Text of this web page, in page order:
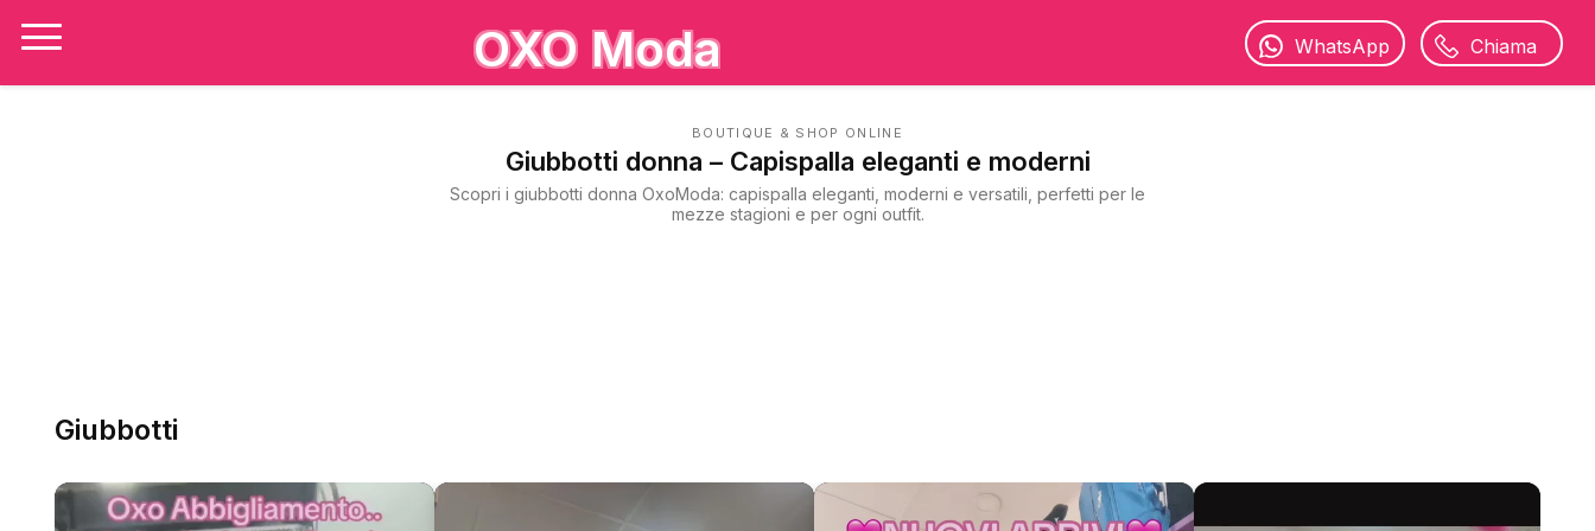
OXO Moda WhatsApp Chiama
BOUTIQUE & SHOP ONLINE
Giubbotti donna – Capispalla eleganti e moderni
Scopri i giubbotti donna OxoModa: capispalla eleganti, moderni e versatili, perfetti per le
mezze stagioni e per ogni outfit.
Giubbotti